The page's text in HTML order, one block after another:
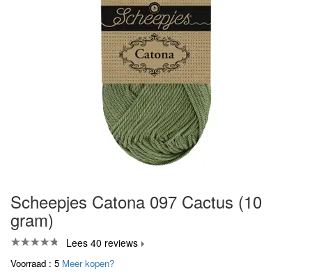
Scheepjes Catona 097 Cactus (10
gram)
Lees 40 reviews
Voorraad : 5 Meer kopen?